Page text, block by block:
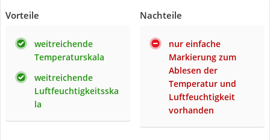
Vorteile
weitreichende
Temperaturskala
weitreichende
Luftfeuchtigkeitsska
la
Nachteile
nur einfache
Markierung zum
Ablesen der
Temperatur und
Luftfeuchtigkeit
vorhanden